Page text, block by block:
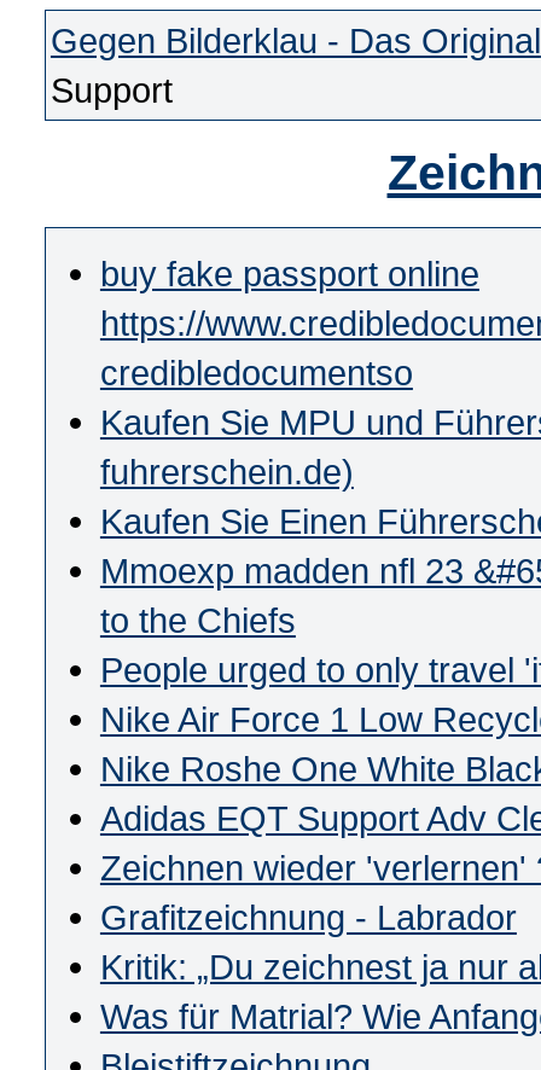
Gegen Bilderklau - Das Original
Support
buy fake passport online
https://
credibledocumentso
Kaufen Sie MPU und
fuhrerschein.de)
Kaufen Sie Einen
Mmoexp madden nfl 23
to the Chiefs
People urged to only travel
Nike Air Force 1 Low
Nike Roshe One White
Adidas EQT Support Adv
Zeichnen wieder 'verlernen'
Grafitzeichnung - Labrador
Kritik: „Du zeichnest ja nur
Was für Matrial? Wie